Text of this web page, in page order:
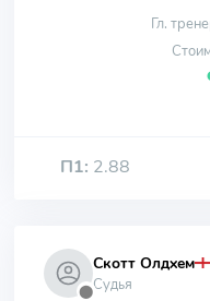
Гл.
П1: 2.88
⬤
Скотт Олдхем
Судья